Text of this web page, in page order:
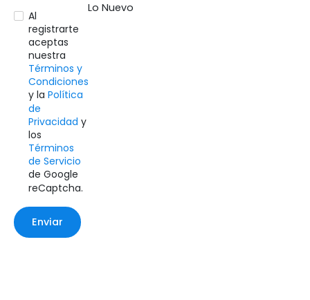
Al
registrarte
aceptas
nuestra
Términos y
Condiciones
y la Política
de
Privacidad y
los
Términos
de Servicio
de Google
reCaptcha.
Enviar
Lo Nuevo